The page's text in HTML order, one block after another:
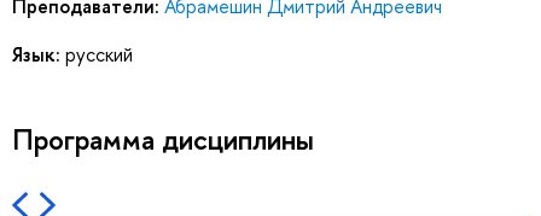
Преподаватели: Абрамешин Дмитрий Андреевич
Язык: русский
Программа дисциплины